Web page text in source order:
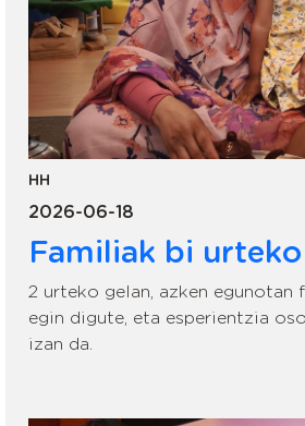
HH
2026-06-18
Familiak bi
2 urteko gelan, azken egunotan
egin digute, eta esperientzia
izan da.